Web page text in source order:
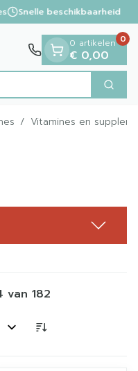
Snelle beschikbaarheid
Zoek
0 artikelen
€ 0,00
0
/ Vitamines en
van 182